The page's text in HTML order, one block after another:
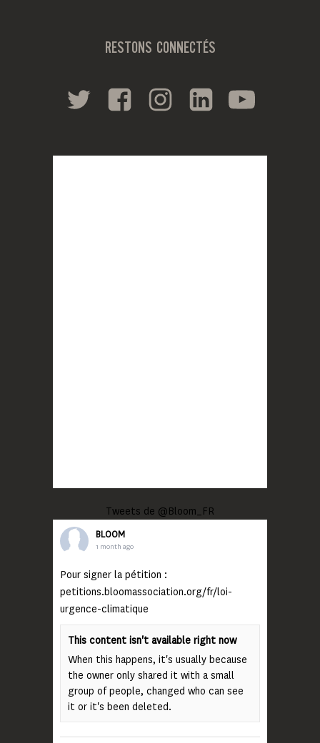
RESTONS CONNECTÉS
Tweets de @Bloom_FR
BLOOM
1 month ago
Pour signer la pétition :
petitions.bloomassociation.org/fr/loi-
urgence-climatique
This content isn't available right now
When this happens, it's usually because
the owner only shared it with a small
group of people, changed who can see
it or it's been deleted.